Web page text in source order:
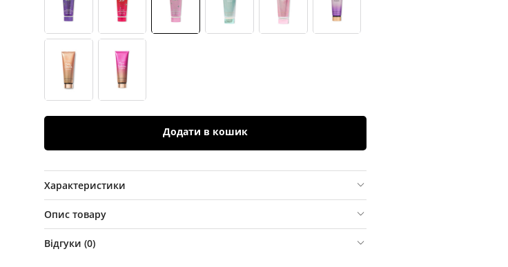
Додати в кошик
Характеристики
Опис товару
Відгуки (0)